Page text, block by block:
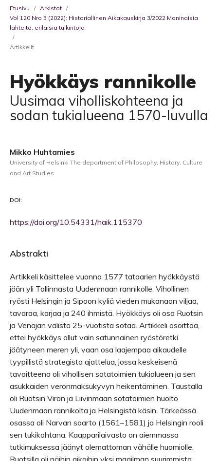
Etusivu / Arkistot /
Vol 120 Nro 3 (2022): Historiallinen Aikakauskirja 3/2022 Moninaisia
lähteitä, erilaisia tulkintoja
/
Artikkelit
Hyökkäys rannikolle
Uusimaa viholliskohteena ja
sodan tukialueena 1570-luvulla
Mikko Huhtamies
University of Helsinki The department of Philosophy, History, Culture
and Art Studies
DOI:
https://doi.org/10.54331/haik.115370
Abstrakti
Artikkeli käsittelee vuonna 1577 tataarien hyökkäystä
jään yli Tallinnasta Uudenmaan rannikolle. Vihollinen
ryösti Helsingin ja Sipoon kyliä vieden mukanaan viljaa,
tavaraa, karjaa ja 240 ihmistä. Hyökkäys oli osa Ruotsin
ja Venäjän välistä 25-vuotista sotaa. Artikkeli osoittaa,
ettei hyökkäys ollut vain satunnainen ryöstöretki
jäätyneen meren yli, vaan osa laajempaa aikaudelle
tyypillistä strategista ajattelua, jossa keskeisenä
tavoitteena oli vihollisen sotatoimien tukialueen ja sen
asukkaiden veronmaksukyvyn heikentäminen. Taustalla
oli Ruotsin Viron ja Liivinmaan sotatoimien huolto
Uudenmaan rannikolta ja Helsingistä käsin. Tärkeässä
osassa oli Narvan saarto (1561–1581) ja Helsingin rooli
sen tukikohtana. Kaapparilaivasto on aiemmassa
tutkimuksessa jäänyt olemattoman vähälle huomiolle.
Ruotsilla oli näihin aikoihin yksi maailman suurimmista